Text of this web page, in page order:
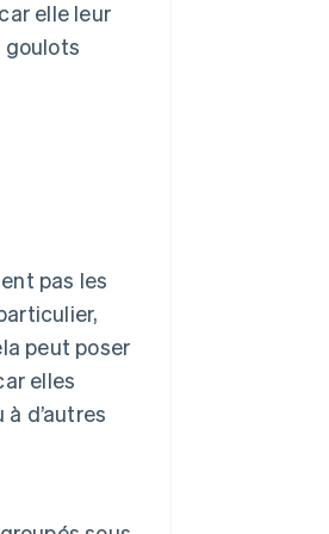
elle leur
goulots
pas les
peut poser
elles
d’autres